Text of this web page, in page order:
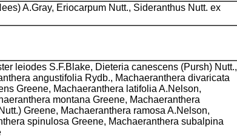
A.Gray, Eriocarpum Nutt., Sideranthus Nutt. ex
leiodes S.F.Blake, Dieteria canescens (Pursh) Nutt.,
angustifolia Rydb., Machaeranthera divaricata
Greene, Machaeranthera latifolia A.Nelson,
montana Greene, Machaeranthera
Greene, Machaeranthera ramosa A.Nelson,
spinulosa Greene, Machaeranthera subalpina